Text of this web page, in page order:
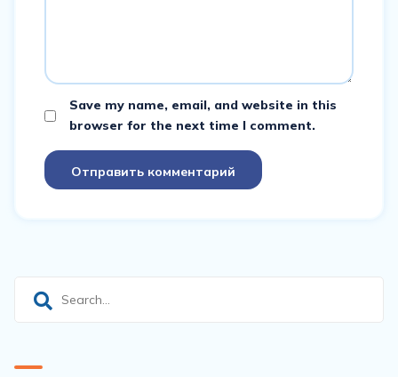
Save my name, email, and website in this
browser for the next time I comment.
Отправить комментарий